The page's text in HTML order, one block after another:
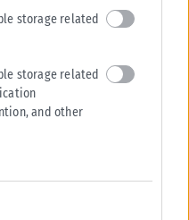
storage related
storage related
and other